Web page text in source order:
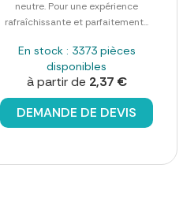
neutre. Pour une expérience
rafraîchissante et parfaitement...
En stock : 3373 pièces
disponibles
à partir de 2,37 €
DEMANDE DE DEVIS